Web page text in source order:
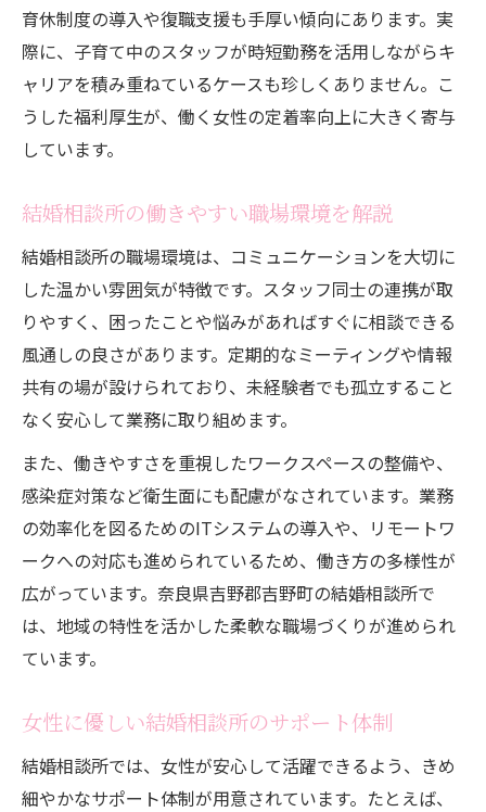
育休制度の導入や復職支援も手厚い傾向にあります。実
際に、子育て中のスタッフが時短勤務を活用しながらキ
ャリアを積み重ねているケースも珍しくありません。こ
うした福利厚生が、働く女性の定着率向上に大きく寄与
しています。
結婚相談所の働きやすい職場環境を解説
結婚相談所の職場環境は、コミュニケーションを大切に
した温かい雰囲気が特徴です。スタッフ同士の連携が取
りやすく、困ったことや悩みがあればすぐに相談できる
風通しの良さがあります。定期的なミーティングや情報
共有の場が設けられており、未経験者でも孤立すること
なく安心して業務に取り組めます。
また、働きやすさを重視したワークスペースの整備や、
感染症対策など衛生面にも配慮がなされています。業務
の効率化を図るためのITシステムの導入や、リモートワ
ークへの対応も進められているため、働き方の多様性が
広がっています。奈良県吉野郡吉野町の結婚相談所で
は、地域の特性を活かした柔軟な職場づくりが進められ
ています。
女性に優しい結婚相談所のサポート体制
結婚相談所では、女性が安心して活躍できるよう、きめ
細やかなサポート体制が用意されています。たとえば、